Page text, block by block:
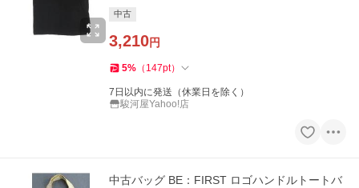
中古
3,210円
5% （ 147pt）
7日以内に発送（休業日を除く）
駿河屋Yahoo!店
中古バッグ BE：FIRST ロゴハンドルトートバ